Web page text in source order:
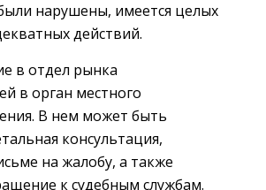
нарушены, имеется целых
действий.
в отдел рынка
в орган местного
В нем может быть
консультация,
на жалобу, а также
к судебным службам.